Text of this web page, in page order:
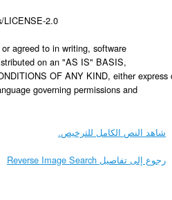
LICENSE-2.0
agreed to in writing, software
on an "AS IS" BASIS,
OF ANY KIND, either express
governing permissions and
شاهد النص الكامل للترخيص.
رجوع إلى تفاصيل Reverse Image Search